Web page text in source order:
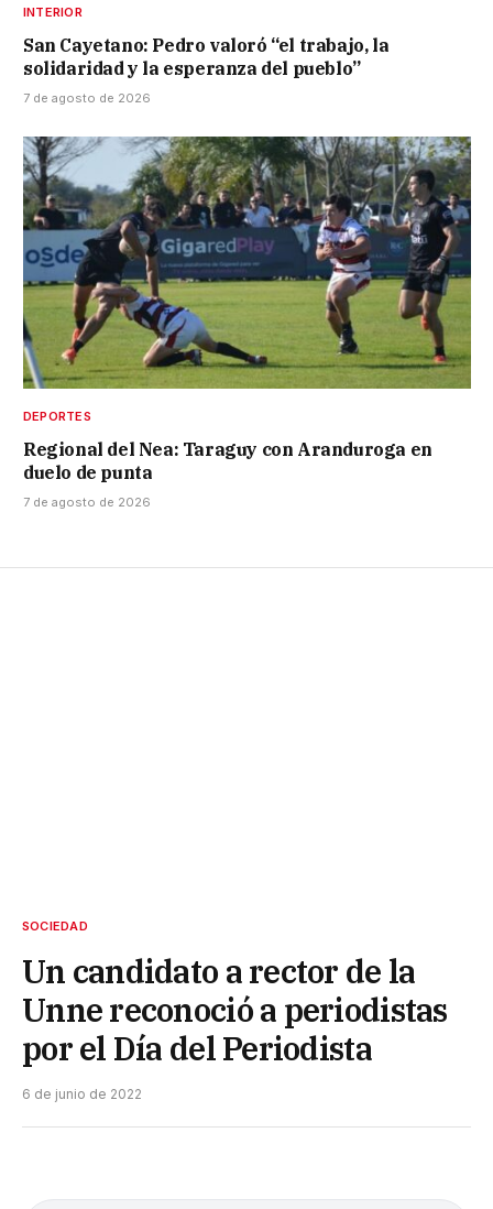
INTERIOR
San Cayetano: Pedro valoró “el trabajo, la
solidaridad y la esperanza del pueblo”
7 de agosto de 2026
DEPORTES
Regional del Nea: Taraguy con Aranduroga en
duelo de punta
7 de agosto de 2026
SOCIEDAD
Un candidato a rector de la
Unne reconoció a periodistas
por el Día del Periodista
6 de junio de 2022